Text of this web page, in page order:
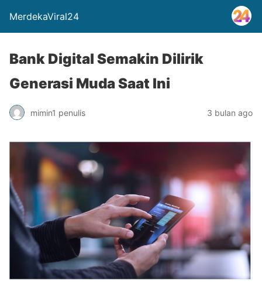
MerdekaViral24
Bank Digital Semakin Dilirik
Generasi Muda Saat Ini
mimin1 penulis 3 bulan ago